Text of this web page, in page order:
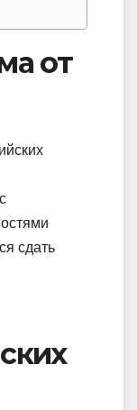
от
сдать